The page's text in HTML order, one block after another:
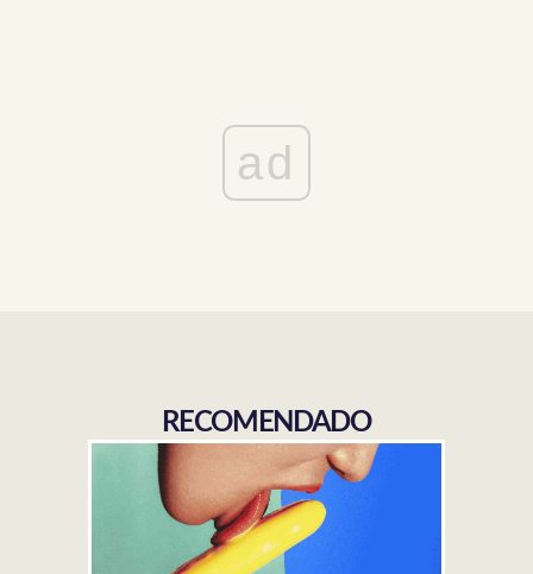
ad
RECOMENDADO